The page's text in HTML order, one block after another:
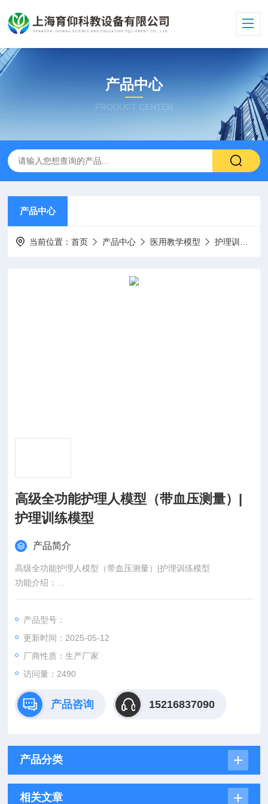
产品中心
PRODUCT CENTER
产品中心
当前位置：首页 产品中心 医用教学模型 护理训练模型
高级全功能护理人模型（带血压测量）|
护理训练模型
产品简介
高级全功能护理人模型（带血压测量）|护理训练模型
功能介绍：
该产品是在YUY/H125型的基础上升级，集国外同等产品之长
作功能的模拟人模型。模型具有整体护理与拆装分布件进行技能
训练教学。
产品型号：
更新时间：2025-05-12
厂商性质：生产厂家
访问量：2490
产品咨询 15216837090
产品分类
相关文章